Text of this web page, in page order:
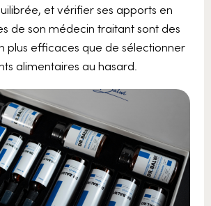
et vérifier ses apports en
de son médecin traitant sont des
plus efficaces que de sélectionner
alimentaires au hasard.